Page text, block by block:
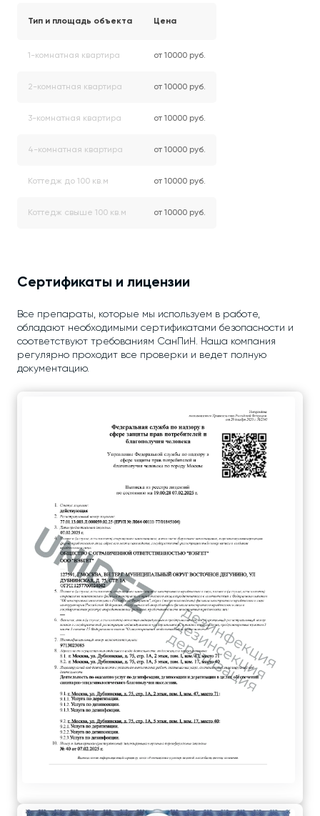
Тип и площадь объекта Цена
1-комнатная квартира от 10000 руб.
2-комнатная квартира от 10000 руб.
3-комнатная квартира от 10000 руб.
4-комнатная квартира от 10000 руб.
Коттедж до 100 кв.м от 10000 руб.
Коттедж свыше 100 кв.м от 10000 руб.
Сертификаты и лицензии
Все препараты, которые мы используем в работе,
обладают необходимыми сертификатами безопасности и
соответствуют требованиям СанПиН. Наша компания
регулярно проходит все проверки и ведет полную
документацию.